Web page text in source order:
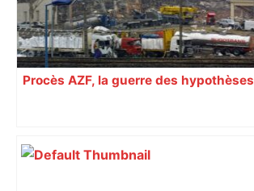
Procès AZF, la guerre des hypothèses